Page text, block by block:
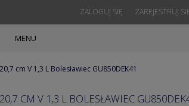
ZAREJESTRUJ
ZALOGUJ SIĘ
MENU
cm V 1,3 L Bolesławiec GU850DEK41
CM V 1,3 L BOLESŁAWIEC